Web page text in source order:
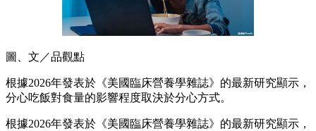
圖、文／品觀點
根據2026年發表於《美國臨床營養學雜誌》的最新研究顯示，
分心吃飯對食量的影響程度取決於分心方式。
根據2026年發表於《美國臨床營養學雜誌》的最新研究顯示，